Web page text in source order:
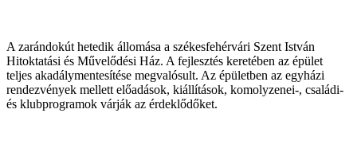
A zarándokút hetedik állomása a székesfehérvári Szent István
Hitoktatási és Művelődési Ház. A fejlesztés keretében az épület
teljes akadálymentesítése megvalósult. Az épületben az egyházi
rendezvények mellett előadások, kiállítások, komolyzenei-, családi-
és klubprogramok várják az érdeklődőket.